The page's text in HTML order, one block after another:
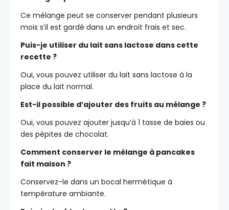
Ce mélange peut se conserver pendant plusieurs
mois s’il est gardé dans un endroit frais et sec.
Puis-je utiliser du lait sans lactose dans cette
recette ?
Oui, vous pouvez utiliser du lait sans lactose à la
place du lait normal.
Est-il possible d’ajouter des fruits au mélange ?
Oui, vous pouvez ajouter jusqu’à 1 tasse de baies ou
des pépites de chocolat.
Comment conserver le mélange à pancakes
fait maison ?
Conservez-le dans un bocal hermétique à
température ambiante.